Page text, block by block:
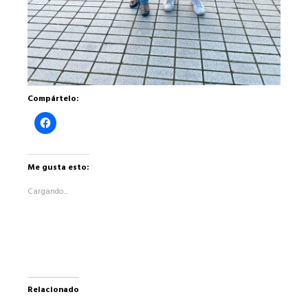
Compártelo:
Haz
clic
en
Facebook
en
Me gusta esto:
Cargando...
Relacionado